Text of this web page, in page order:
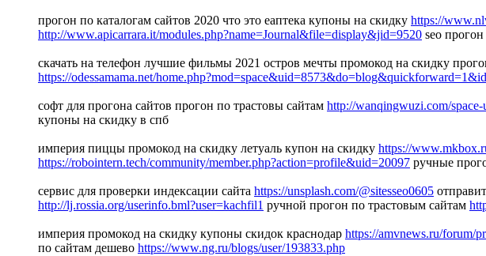
прогон по каталогам сайтов 2020 что это еаптека купоны на скидку https://
http://www.apicarrara.it/modules.php?name=Journal&file=display&jid=9520 seo прогон
скачать на телефон лучшие фильмы 2021 остров мечты промокод на скидку
https://odessamama.net/
софт для прогона сайтов прогон по трастовы сайтам http://wanqingwuzi.com/
купоны на скидку в спб
империя пиццы промокод на скидку летуаль купон на скидку https://
https://robointern.tech/community/member.php?action=profile&uid=20097 ручные
сервис для проверки индексации сайта https://unsplash.com/@sitesseo0605
http://lj.rossia.org/userinfo.bml?user=kachfil1 ручной прогон по трастовым сайтам
империя промокод на скидку купоны скидок краснодар https://amvnews.ru/forum/
по сайтам дешево https://www.ng.ru/blogs/user/193833.php